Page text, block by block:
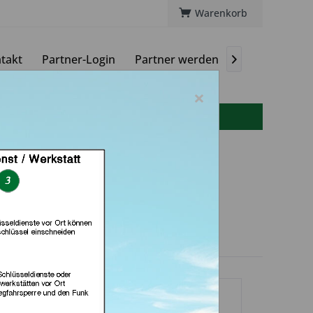
Warenkorb
Partner-Login Partner werden 
& Co. KG (in
Floß)
×